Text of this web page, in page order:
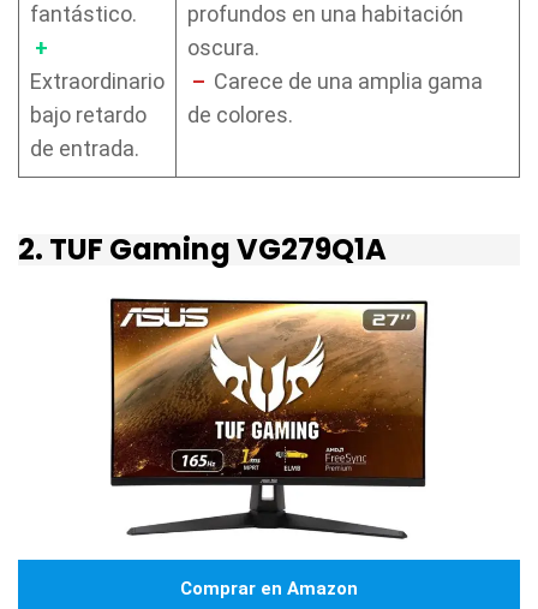
fantástico.
+
Extraordinario
bajo retardo
de entrada.
profundos en una habitación
oscura.
– Carece de una amplia gama
de colores.
2. TUF Gaming VG279Q1A
Comprar en Amazon